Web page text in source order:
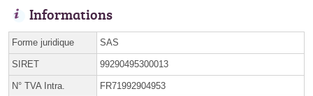
Informations
Forme juridique SAS
SIRET 99290495300013
N° TVA Intra. FR71992904953